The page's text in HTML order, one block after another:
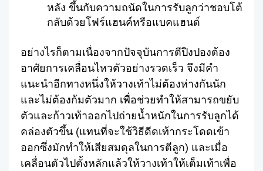
หลัง ขึ้นกับความถนัดในการรับลูกว่าชอบโต้
กลับด้วยโฟร์แฮนค์หรือแบคแฮนด์
อย่างไรก็ตามเนื่องจากปัจจุบันการตีปิงปองต้อง
อาศัยการเคลื่อนไหวตัวอย่างรวดเร็ว จึงมีคำ
แนะนำอีกทางหนึ่งให้วางเท้าไม่ต้องห่างกันนัก
และไม่ต้องก้มตัวมาก เพื่อช่วยทำให้สามารถขยับ
ตัวและก้าวเท้าออกไปถ่ายน้ำหนักในการรับลูกได้
คล่องตัวขึ้น (แทนที่จะใช้วิธีดีดเท้ากระโดดเข้า
ออกซึ่งมักทำให้เสียสมดุลในการตีลูก) และเมื่อ
เคลื่อนตัวไปตั้งหลักแล้วให้วางเท้าให้เต็มเท้าเพื่อ